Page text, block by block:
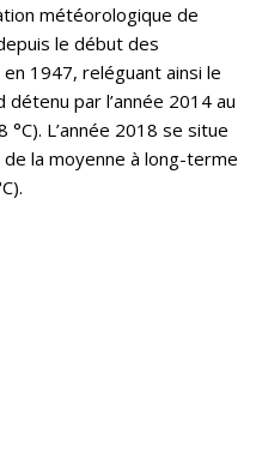
météorologique de
le début des
1947, reléguant ainsi le
par l’année 2014 au
°C). L’année 2018 se situe
de la moyenne à long-terme